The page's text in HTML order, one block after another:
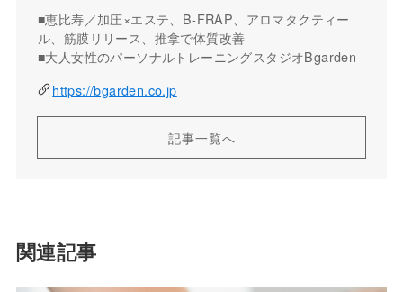
■恵比寿／加圧×エステ、B-FRAP、アロマタクティー
ル、筋膜リリース、推拿で体質改善
■大人女性のパーソナルトレーニングスタジオBgarden
https://bgarden.co.jp
記事一覧へ
関連記事